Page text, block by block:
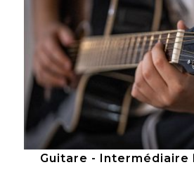
Guitare - Intermédiaire